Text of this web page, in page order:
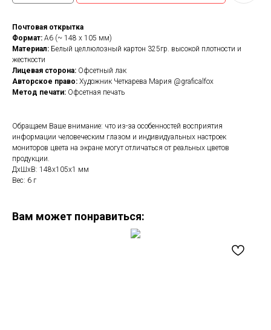
Почтовая открытка
Формат: А6 (~ 148 х 105 мм)
Материал: Белый целлюлозный картон 325гр. высокой плотности и
жесткости
Лицевая сторона: Офсетный лак
Авторское право: Художник Четкарева Мария @graficalfox
Метод печати: Офсетная печать
Обращаем Ваше внимание: что из-за особенностей восприятия
информации человеческим глазом и индивидуальных настроек
мониторов цвета на экране могут отличаться от реальных цветов
продукции.
ДxШxВ: 148x105x1 мм
Вес: 6 г
Вам может понравиться: